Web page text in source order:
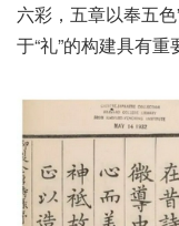
六彩，五章以奉五
于“礼”的构建具有重